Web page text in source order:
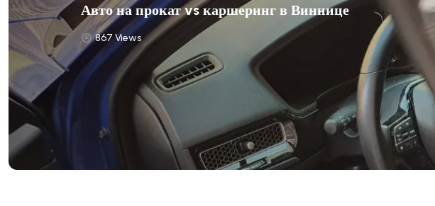
Авто на прокат vs каршеринг в Виннице
867 Views